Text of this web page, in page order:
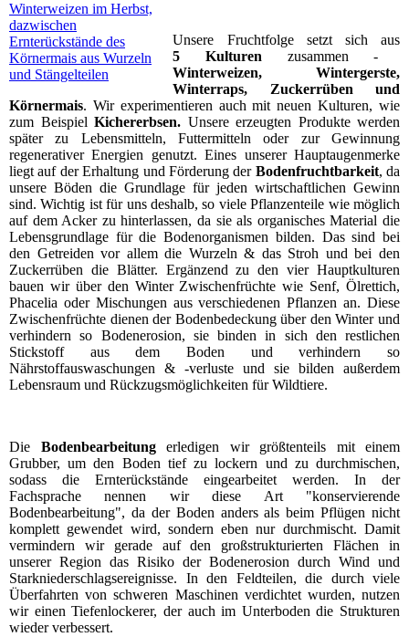
Winterweizen im Herbst,
dazwischen
Ernterückstände des
Körnermais aus Wurzeln
und Stängelteilen
Unsere Fruchtfolge setzt sich aus
5 Kulturen zusammen -
Winterweizen, Wintergerste,
Winterraps, Zuckerrüben und
Körnermais. Wir experimentieren auch mit neuen Kulturen, wie
zum Beispiel Kichererbsen. Unsere erzeugten Produkte werden
später zu Lebensmitteln, Futtermitteln oder zur Gewinnung
regenerativer Energien genutzt. Eines unserer Hauptaugenmerke
liegt auf der Erhaltung und Förderung der Bodenfruchtbarkeit, da
unsere Böden die Grundlage für jeden wirtschaftlichen Gewinn
sind. Wichtig ist für uns deshalb, so viele Pflanzenteile wie möglich
auf dem Acker zu hinterlassen, da sie als organisches Material die
Lebensgrundlage für die Bodenorganismen bilden. Das sind bei
den Getreiden vor allem die Wurzeln & das Stroh und bei den
Zuckerrüben die Blätter. Ergänzend zu den vier Hauptkulturen
bauen wir über den Winter Zwischenfrüchte wie Senf, Ölrettich,
Phacelia oder Mischungen aus verschiedenen Pflanzen an. Diese
Zwischenfrüchte dienen der Bodenbedeckung über den Winter und
verhindern so Bodenerosion, sie binden in sich den restlichen
Stickstoff aus dem Boden und verhindern so
Nährstoffauswaschungen & -verluste und sie bilden außerdem
Lebensraum und Rückzugsmöglichkeiten für Wildtiere.
Die Bodenbearbeitungerledigen wir größtenteils mit einem
Grubber, um den Boden tief zu lockern und zu durchmischen,
sodass die Ernterückstände eingearbeitet werden. In der
Fachsprache nennen wir diese Art "konservierende
Bodenbearbeitung", da der Boden anders als beim Pflügen nicht
komplett gewendet wird, sondern eben nur durchmischt. Damit
vermindern wir gerade auf den großstrukturierten Flächen in
unserer Region das Risiko der Bodenerosion durch Wind und
Starkniederschlagsereignisse. In den Feldteilen, die durch viele
Überfahrten von schweren Maschinen verdichtet wurden, nutzen
wir einen Tiefenlockerer, der auch im Unterboden die Strukturen
wieder verbessert.